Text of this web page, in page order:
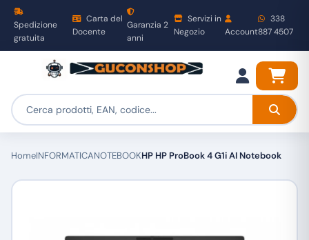
Spedizione
gratuita
Carta del
Docente
Garanzia 2
anni
Servizi in
Negozio
Account
338
887 4507
HomeINFORMATICANOTEBOOKHP HP ProBook 4 G1i AI Notebook